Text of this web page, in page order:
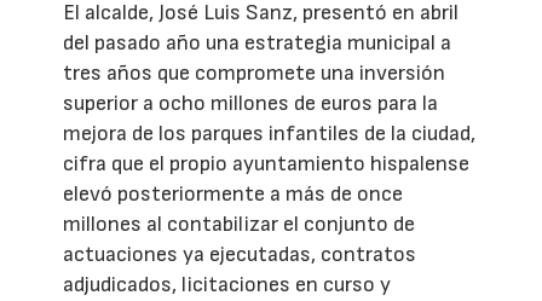
El alcalde, José Luis Sanz, presentó en abril
del pasado año una estrategia municipal a
tres años que compromete una inversión
superior a ocho millones de euros para la
mejora de los parques infantiles de la ciudad,
cifra que el propio ayuntamiento hispalense
elevó posteriormente a más de once
millones al contabilizar el conjunto de
actuaciones ya ejecutadas, contratos
adjudicados, licitaciones en curso y